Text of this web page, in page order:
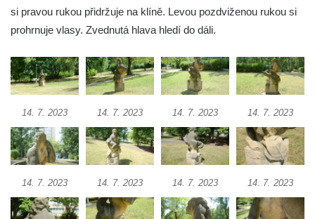
Socha Orel v ZOO Hluboká
Socha Vydry si hrají v ZOO Hluboká
Socha Matka příroda v ZOO Hluboká
Socha Lišky v ZOO Hluboká
Socha Kudlanka v ZOO Hluboká
Socha Vlčice s mládětem v ZOO Hluboká
Socha Rys číhající na srnu v ZOO Hluboká
Socha Orlice v ZOO Hluboká
Socha Tygr v ZOO Hluboká
si pravou rukou přidržuje na klíně. Levou pozdviženou rukou si
prohrnuje vlasy. Zvednutá hlava hledí do dáli.
14. 7. 2023 14. 7. 2023 14. 7. 2023 14. 7. 2023
14. 7. 2023 14. 7. 2023 14. 7. 2023 14. 7. 2023